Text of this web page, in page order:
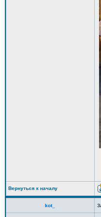
Вернуться к началу
kot_